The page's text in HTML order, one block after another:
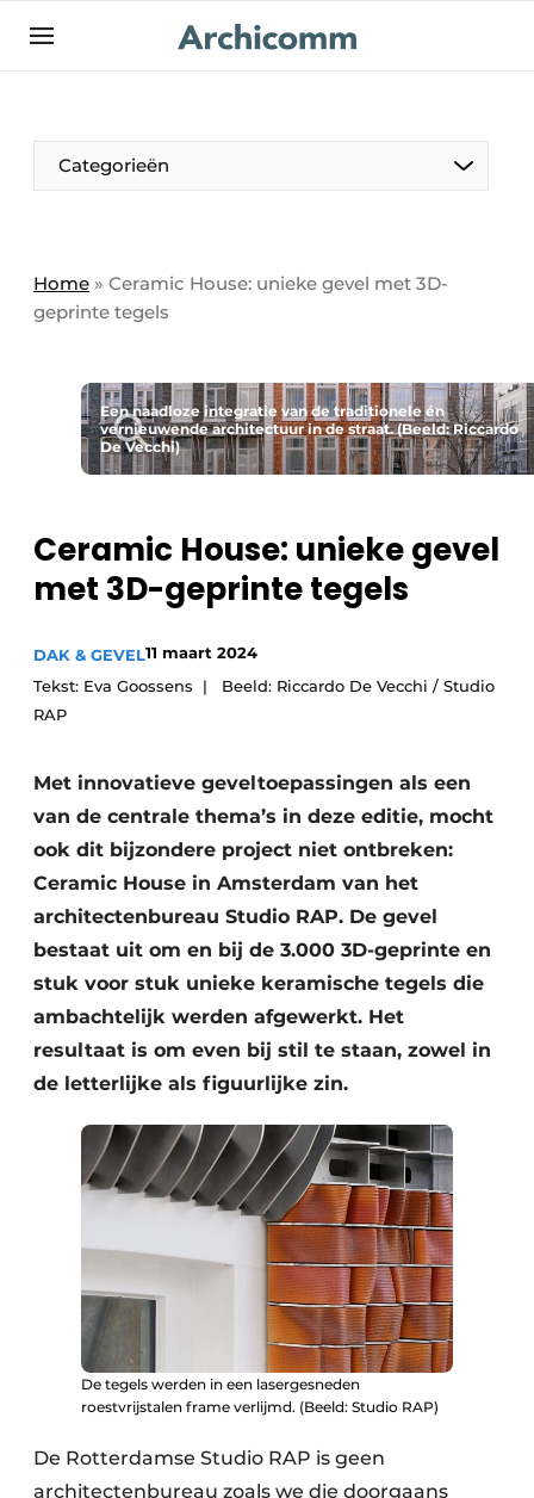
NL be-FR
Categorieën
Home » Ceramic House: unieke gevel met 3D-
geprinte tegels
Een naadloze integratie van de traditionele én
vernieuwende architectuur in de straat. (Beeld: Riccardo
De Vecchi)
Ceramic House: unieke gevel
met 3D-geprinte tegels
DAK & GEVEL11 maart 2024
Tekst: Eva Goossens | Beeld: Riccardo De Vecchi / Studio
RAP
Met innovatieve geveltoepassingen als een
van de centrale thema’s in deze editie, mocht
ook dit bijzondere project niet ontbreken:
Ceramic House in Amsterdam van het
architectenbureau Studio RAP. De gevel
bestaat uit om en bij de 3.000 3D-geprinte en
stuk voor stuk unieke keramische tegels die
ambachtelijk werden afgewerkt. Het
resultaat is om even bij stil te staan, zowel in
de letterlijke als figuurlijke zin.
De tegels werden in een lasergesneden
roestvrijstalen frame verlijmd. (Beeld: Studio RAP)
De Rotterdamse Studio RAP is geen
architectenbureau zoals we die doorgaans